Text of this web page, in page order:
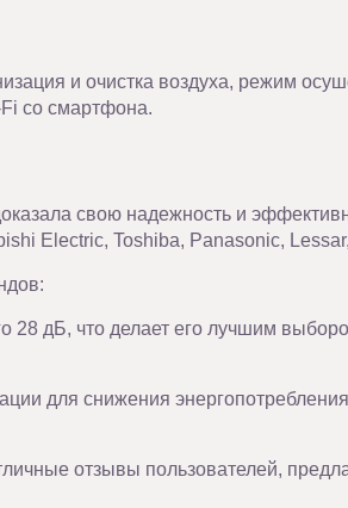
и очистка воздуха, режим
со смартфона.
свою надежность и
Electric, Toshiba, Panasonic,
28 дБ, что делает его лучшим
для снижения
отзывы пользователей,